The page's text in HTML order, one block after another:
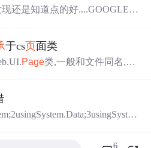
中 Codebehind 、Inherits 和
还是知道点的好....GOOGLE之
都是在aspx.cs中定义的。也就
两面，asp x中所有服务器端控
于cs页面类
Page类,一般和文件同名,如
designer.cs文件还有另一部分
派生类---aspx 页面类(从&lt;%@
6